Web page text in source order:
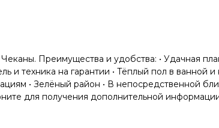
Преимущества и удобства: • Удачная
и техника на гарантии • Тёплый пол в ванной и
• Зелёный район • В непосредственной
для получения дополнительной